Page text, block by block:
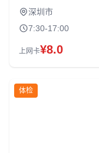
深圳市
7:30-17:00
上网卡¥8.0
体检